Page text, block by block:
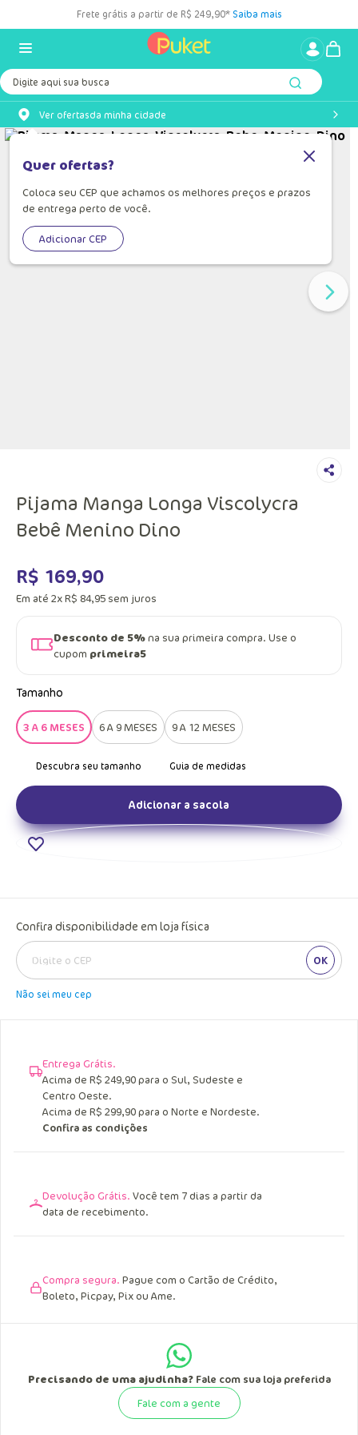
Frete grátis a partir de R$ 249,90* Saiba mais
Digite aqui sua busca
Ver ofertasda minha cidade
Quer ofertas?
Coloca seu CEP que achamos os melhores preços e prazos
de entrega perto de você.
Adicionar CEP
Pijama Manga Longa Viscolycra
Bebê Menino Dino
R$ 169,90
Em até 2xR$ 84,95 sem juros
Desconto de 5%na sua primeira compra. Use o
cupom primeira5
Tamanho
3 A 6 MESES 6 A 9 MESES 9 A 12 MESES
Adicionar a sacola
Confira disponibilidade em loja física
OK
Não sei meu cep
Entrega Grátis.
Acima de R$ 249,90 para o Sul, Sudeste e
Centro Oeste.
Acima de R$ 299,90 para o Norte e Nordeste.
Confira as condições
Devolução Grátis. Você tem 7 dias a partir da
data de recebimento.
Compra segura. Pague com o Cartão de Crédito,
Boleto, Picpay, Pix ou Ame.
Precisando de uma ajudinha?Fale com sua loja preferida
Fale com a gente